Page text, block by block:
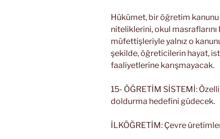
Hükümet, bir öğretim
niteliklerini, okul
müfettişleriyle yalnız o
şekilde, öğreticilerin hayat,
faaliyetlerine karışmayacak.
15- ÖĞRETİM SİSTEMİ:
doldurma hedefini güdecek.
İLKÖĞRETİM: Çevre